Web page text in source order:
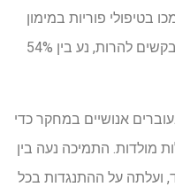
בטיפולי פוריות במימון
המדינה לאנשים שחווים אי פוריות ומבקשים להרות, נע בין 54%
אנושיים במחקר כדי
מולדות. התמיכה נעה בין
ובספרד, ועלתה על ההתנגדות בכל